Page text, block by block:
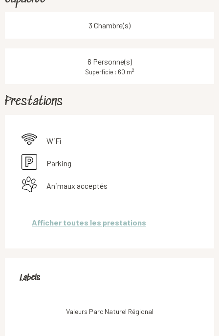
3 Chambre(s)
6 Personne(s)
Superficie : 60 m2
Prestations
WiFi
Parking
Animaux acceptés
Afficher toutes les prestations
Labels
Labels
Valeurs Parc Naturel Régional